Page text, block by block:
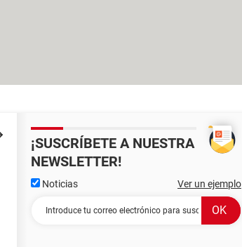
¡SUSCRÍBETE A NUESTRA
NEWSLETTER!
Noticias Ver un ejemplo